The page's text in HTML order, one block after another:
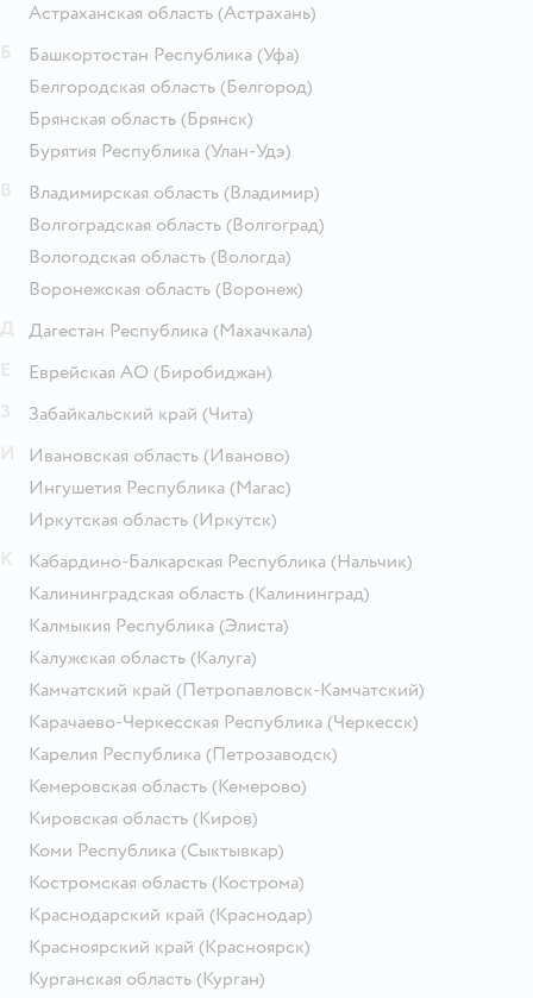
Астраханская область (Астрахань)
Башкортостан Республика (Уфа)
Белгородская область (Белгород)
Брянская область (Брянск)
Бурятия Республика (Улан-Удэ)
Владимирская область (Владимир)
Волгоградская область (Волгоград)
Вологодская область (Вологда)
Воронежская область (Воронеж)
Дагестан Республика (Махачкала)
Еврейская АО (Биробиджан)
Забайкальский край (Чита)
Ивановская область (Иваново)
Ингушетия Республика (Магас)
Иркутская область (Иркутск)
Кабардино-Балкарская Республика (Нальчик)
Калининградская область (Калининград)
Калмыкия Республика (Элиста)
Калужская область (Калуга)
Камчатский край (Петропавловск-Камчатский)
Карачаево-Черкесская Республика (Черкесск)
Карелия Республика (Петрозаводск)
Кемеровская область (Кемерово)
Кировская область (Киров)
Коми Республика (Сыктывкар)
Костромская область (Кострома)
Краснодарский край (Краснодар)
Красноярский край (Красноярск)
Курганская область (Курган)